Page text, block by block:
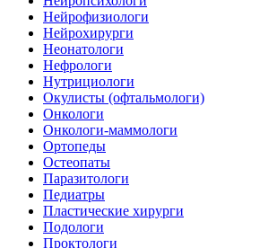
Нейрофизиологи
Нейрохирурги
Неонатологи
Нефрологи
Нутрициологи
Окулисты (офтальмологи)
Онкологи
Онкологи-маммологи
Ортопеды
Остеопаты
Паразитологи
Педиатры
Пластические хирурги
Подологи
Проктологи